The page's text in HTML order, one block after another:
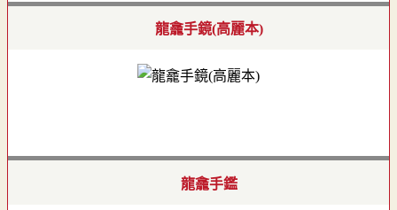
龍龕手鏡(高麗本)
龍龕手鑑